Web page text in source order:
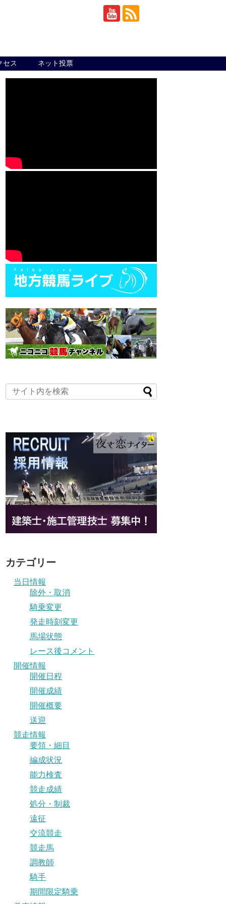
セス ネット投票
カテゴリー
当日情報
除外・取消
騎乗変更
発走時刻変更
馬場状態
レース後コメント
開催情報
開催日程
開催成績
開催概要
送迎
競走情報
要領・細目
編成状況
能力検査
競走成績
処分・制裁
遠征
交流競走
競走馬
調教師
騎手
期間限定騎乗